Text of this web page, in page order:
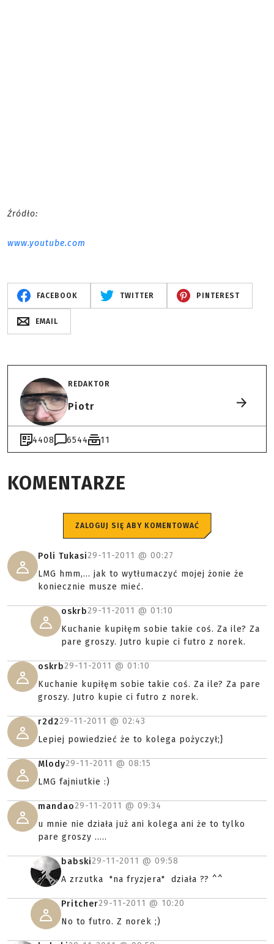
Źródło:
www.youtube.com
FACEBOOK TWITTER PINTEREST
EMAIL
REDAKTOR
Piotr
4408 6544 11
KOMENTARZE
ZALOGUJ SIĘ ABY KOMENTOWAĆ
Poli Tukasi29-11-2011 @ 00:27
LMG hmm,... jak to wytłumaczyć mojej żonie że
koniecznie musze mieć.
oskrb29-11-2011 @ 01:10
Kuchanie kupiłęm sobie takie coś. Za ile? Za
pare groszy. Jutro kupie ci futro z norek.
oskrb29-11-2011 @ 01:10
Kuchanie kupiłęm sobie takie coś. Za ile? Za pare
groszy. Jutro kupie ci futro z norek.
r2d229-11-2011 @ 02:43
Lepiej powiedzieć że to kolega pożyczył;}
Mlody29-11-2011 @ 08:15
LMG fajniutkie :)
mandao29-11-2011 @ 09:34
u mnie nie działa już ani kolega ani że to tylko
pare groszy .....
babski29-11-2011 @ 09:58
A zrzutka "na fryzjera" działa ?? ^^
Pritcher29-11-2011 @ 10:20
No to futro. Z norek ;)